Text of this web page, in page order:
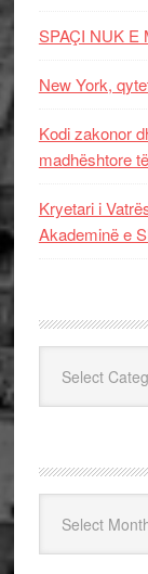
SPAÇI NUK E
New York,
Kodi zakonor
madhështore
Kryetari i
Akademinë e